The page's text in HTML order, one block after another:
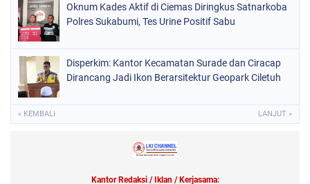
Oknum Kades Aktif di Ciemas Diringkus Satnarkoba
Polres Sukabumi, Tes Urine Positif Sabu
Disperkim: Kantor Kecamatan Surade dan Ciracap
Dirancang Jadi Ikon Berarsitektur Geopark Ciletuh
« KEMBALI LANJUT »
Kantor Redaksi / Iklan / Kerjasama: